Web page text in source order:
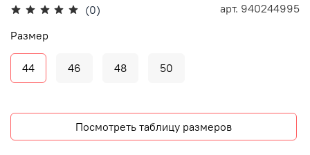
(0) арт. 940244995
Размер
44 46 48 50
Посмотреть таблицу размеров